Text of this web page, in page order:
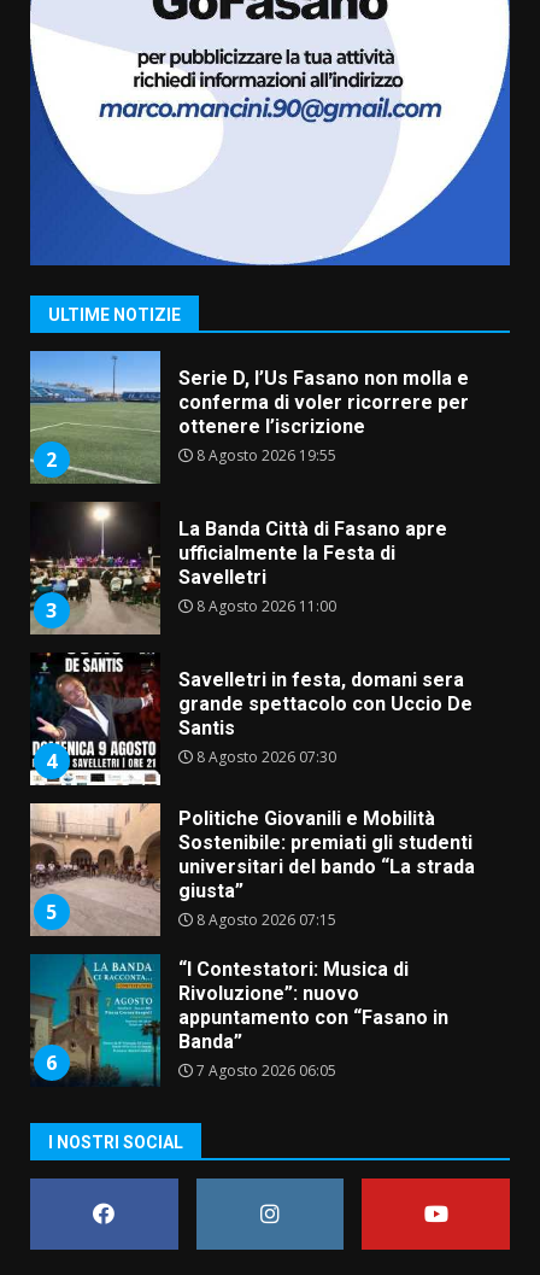
ULTIME NOTIZIE
7 Agosto 2026 06:05
US Fasano, Scianaro: “Profonda
amarezza per esclusione dal
campionato di calcio”
7 Agosto 2026 06:00
1
Grande successo per la “Sagra
del Pesce Spada” a Savelletri
9 Agosto 2026 07:32
2
Serie D, l’Us Fasano non molla e
conferma di voler ricorrere per
ottenere l’iscrizione
8 Agosto 2026 19:55
3
La Banda Città di Fasano apre
ufficialmente la Festa di
Savelletri
8 Agosto 2026 11:00
4
Savelletri in festa, domani sera
grande spettacolo con Uccio De
Santis
8 Agosto 2026 07:30
5
Politiche Giovanili e Mobilità
Sostenibile: premiati gli studenti
universitari del bando “La strada
giusta”
8 Agosto 2026 07:15
6
“I Contestatori: Musica di
Rivoluzione”: nuovo
appuntamento con “Fasano in
Banda”
7 Agosto 2026 06:05
amarezza per esclusione dal
campionato di calcio”
7 Agosto 2026 06:00
I NOSTRI SOCIAL